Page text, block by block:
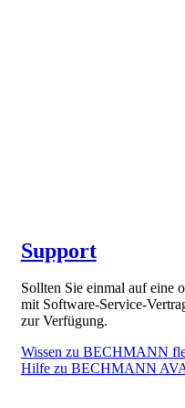
Support
Sollten Sie einmal auf eine
mit Software-Service-
zur Verfügung.
Wissen zu BECHMANN
Hilfe zu BECHMANN